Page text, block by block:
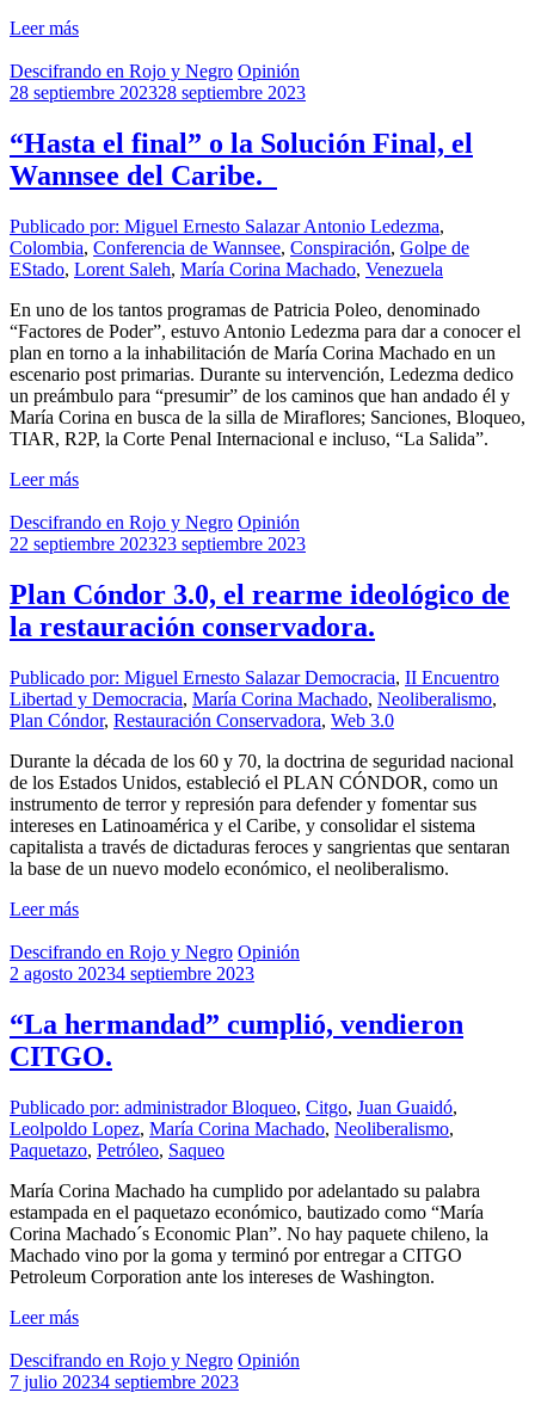
Leer más
Descifrando en Rojo y Negro Opinión
28 septiembre 202328 septiembre 2023
“Hasta el final” o la Solución Final, el
Wannsee del Caribe.
Publicado por: Miguel Ernesto SalazarAntonio Ledezma,
Colombia, Conferencia de Wannsee, Conspiración, Golpe de
EStado, Lorent Saleh, María Corina Machado, Venezuela
En uno de los tantos programas de Patricia Poleo, denominado
“Factores de Poder”, estuvo Antonio Ledezma para dar a conocer el
plan en torno a la inhabilitación de María Corina Machado en un
escenario post primarias. Durante su intervención, Ledezma dedico
un preámbulo para “presumir” de los caminos que han andado él y
María Corina en busca de la silla de Miraflores; Sanciones, Bloqueo,
TIAR, R2P, la Corte Penal Internacional e incluso, “La Salida”.
Leer más
Descifrando en Rojo y Negro Opinión
22 septiembre 202323 septiembre 2023
Plan Cóndor 3.0, el rearme ideológico de
la restauración conservadora.
Publicado por: Miguel Ernesto SalazarDemocracia, II Encuentro
Libertad y Democracia, María Corina Machado, Neoliberalismo,
Plan Cóndor, Restauración Conservadora, Web 3.0
Durante la década de los 60 y 70, la doctrina de seguridad nacional
de los Estados Unidos, estableció el PLAN CÓNDOR, como un
instrumento de terror y represión para defender y fomentar sus
intereses en Latinoamérica y el Caribe, y consolidar el sistema
capitalista a través de dictaduras feroces y sangrientas que sentaran
la base de un nuevo modelo económico, el neoliberalismo.
Leer más
Descifrando en Rojo y Negro Opinión
2 agosto 20234 septiembre 2023
“La hermandad” cumplió, vendieron
CITGO.
Publicado por: administradorBloqueo, Citgo, Juan Guaidó,
Leolpoldo Lopez, María Corina Machado, Neoliberalismo,
Paquetazo, Petróleo, Saqueo
María Corina Machado ha cumplido por adelantado su palabra
estampada en el paquetazo económico, bautizado como “María
Corina Machado´s Economic Plan”. No hay paquete chileno, la
Machado vino por la goma y terminó por entregar a CITGO
Petroleum Corporation ante los intereses de Washington.
Leer más
Descifrando en Rojo y Negro Opinión
7 julio 20234 septiembre 2023